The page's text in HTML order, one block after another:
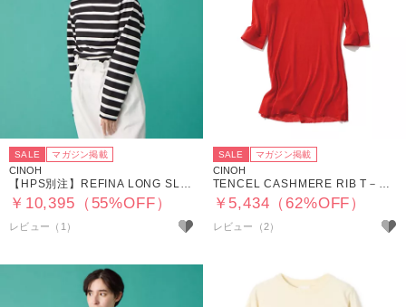
SALE マガジン掲載
CINOH
￥10,395（55%OFF）
レビュー（1）
SALE マガジン掲載
CINOH
￥5,434（62%OFF）
レビュー（2）